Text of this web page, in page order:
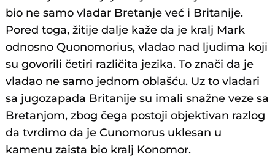
bio ne samo vladar Bretanje već i Britanije.
Pored toga, žitije dalje kaže da je kralj Mark
odnosno Quonomorius, vladao nad ljudima koji
su govorili četiri različita jezika. To znači da je
vladao ne samo jednom oblašću. Uz to vladari
sa jugozapada Britanije su imali snažne veze sa
Bretanjom, zbog čega postoji objektivan razlog
da tvrdimo da je Cunomorus uklesan u
kamenu zaista bio kralj Konomor.